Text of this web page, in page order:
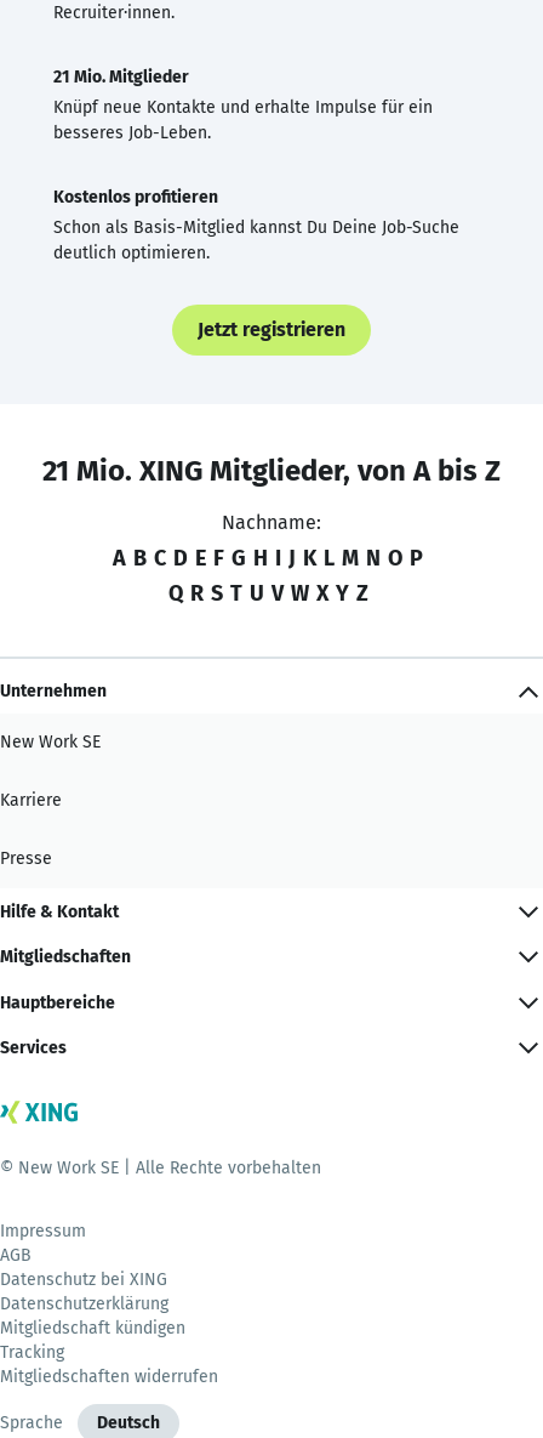
Recruiter·innen.
21 Mio. Mitglieder
Knüpf neue Kontakte und erhalte Impulse für ein
besseres Job-Leben.
Kostenlos profitieren
Schon als Basis-Mitglied kannst Du Deine Job-Suche
deutlich optimieren.
Jetzt registrieren
21 Mio. XING Mitglieder, von A bis Z
Nachname:
A B C D E F G H I J K L M N O P
Q R S T U V W X Y Z
Unternehmen
New Work SE
Karriere
Presse
Hilfe & Kontakt
Mitgliedschaften
Hauptbereiche
Services
© New Work SE | Alle Rechte vorbehalten
Impressum
AGB
Datenschutz bei XING
Datenschutzerklärung
Mitgliedschaft kündigen
Tracking
Mitgliedschaften widerrufen
Sprache Deutsch